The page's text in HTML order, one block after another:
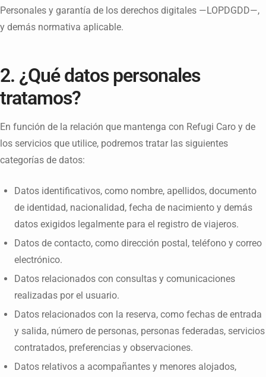
Personales y garantía de los derechos digitales —LOPDGDD—,
y demás normativa aplicable.
2. ¿Qué datos personales
tratamos?
En función de la relación que mantenga con Refugi Caro y de
los servicios que utilice, podremos tratar las siguientes
categorías de datos:
Datos identificativos, como nombre, apellidos, documento
de identidad, nacionalidad, fecha de nacimiento y demás
datos exigidos legalmente para el registro de viajeros.
Datos de contacto, como dirección postal, teléfono y correo
electrónico.
Datos relacionados con consultas y comunicaciones
realizadas por el usuario.
Datos relacionados con la reserva, como fechas de entrada
y salida, número de personas, personas federadas, servicios
contratados, preferencias y observaciones.
Datos relativos a acompañantes y menores alojados,